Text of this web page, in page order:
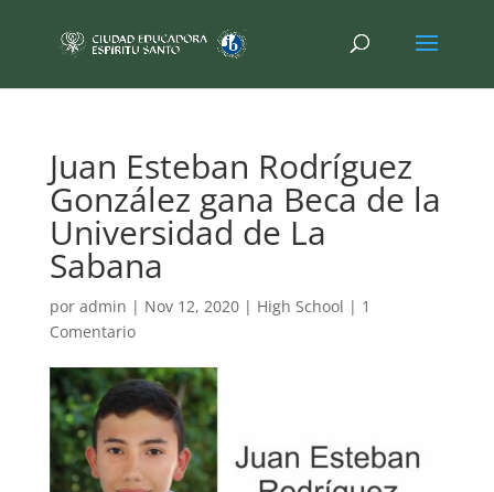
Juan Esteban Rodríguez
González gana Beca de la
Universidad de La
Sabana
por admin | Nov 12, 2020| High School | 1
Comentario